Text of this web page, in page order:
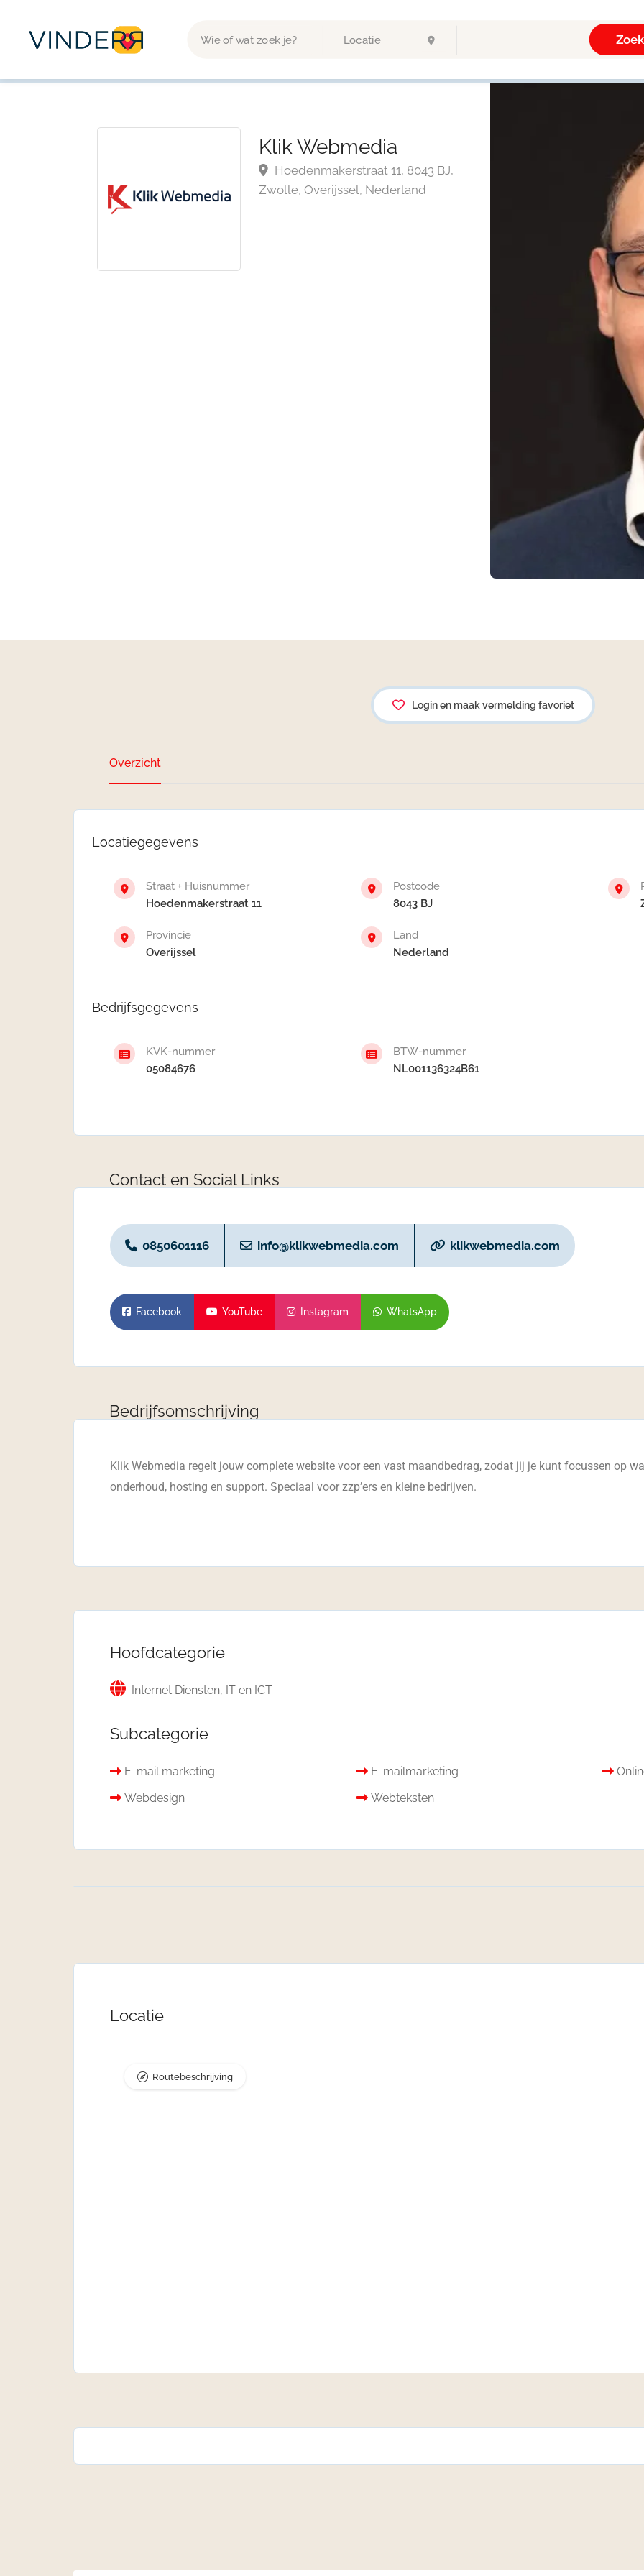
Klik Webmedia
Hoedenmakerstraat 11, 8043 BJ,
Zwolle, Overijssel, Nederland
Login en maak vermelding favoriet
Overzicht
Locatiegegevens
Straat + Huisnummer
Hoedenmakerstraat 11
Postcode
8043 BJ
Provincie
Overijssel
Land
Nederland
Bedrijfsgegevens
KVK-nummer
05084676
BTW-nummer
NL001136324B61
Contact en Social Links
0850601116 info@klikwebmedia.com klikwebmedia.com
Facebook YouTube Instagram WhatsApp
Bedrijfsomschrijving
Klik Webmedia regelt jouw complete website voor een vast maandbedrag, zodat jij je kunt focussen op
onderhoud, hosting en support. Speciaal voor zzp’ers en kleine bedrijven.
Hoofdcategorie
Internet Diensten, IT en ICT
Subcategorie
E-mail marketing E-mailmarketing
Webdesign
Webteksten
Locatie
Routebeschrijving